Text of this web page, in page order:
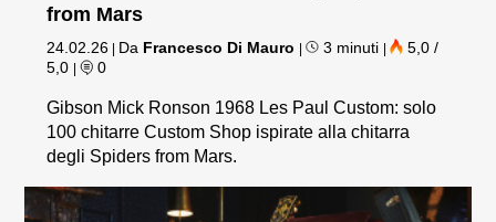
from Mars
24.02.26 Da Francesco Di Mauro | 3 minuti |
5,0 /
5,0
| 0
Gibson Mick Ronson 1968 Les Paul Custom: solo
100 chitarre Custom Shop ispirate alla chitarra
degli Spiders from Mars.